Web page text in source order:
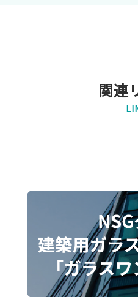
関連